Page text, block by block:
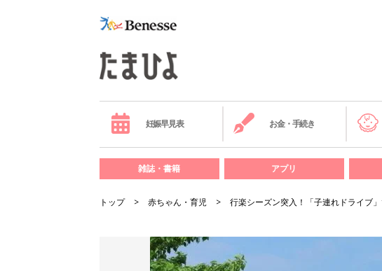
妊娠早見表 お金・手続き
雑誌・書籍 アプリ
トップ 赤ちゃん・育児 行楽シーズン突入！「子連れドライブ